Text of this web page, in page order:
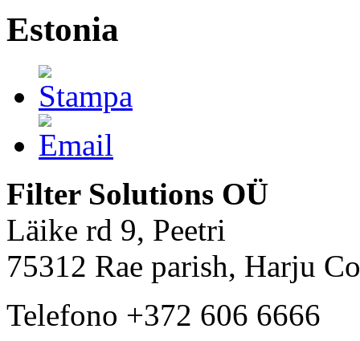
Estonia
Filter Solutions OÜ
Läike rd 9, Peetri
75312 Rae parish, Harju
Telefono +372 606 6666